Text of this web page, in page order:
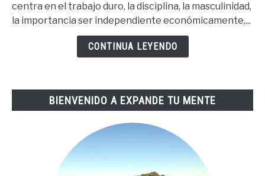
Andrew
centra en el trabajo duro, la disciplina, la masculinidad,
la importancia ser independiente económicamente,...
CONTINUA LEYENDO
BIENVENIDO A EXPANDE TU MENTE